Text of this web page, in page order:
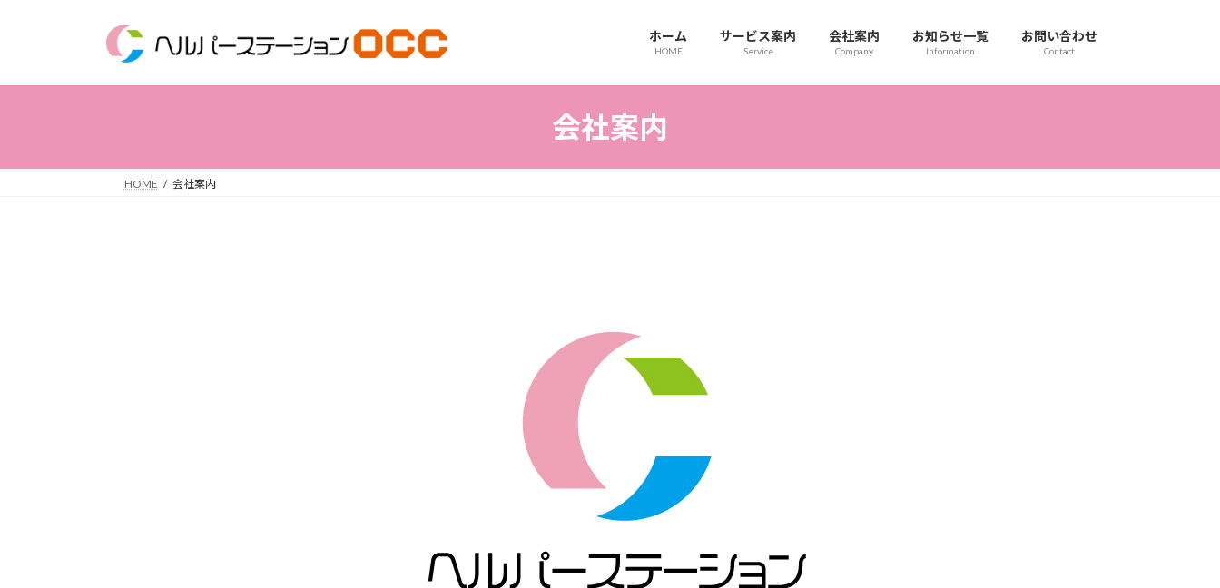
ホーム
HOME
サービス案内
Service
会社案内
Company
お知らせ一覧
Information
お問い合わせ
Contact
会社案内
HOME 会社案内